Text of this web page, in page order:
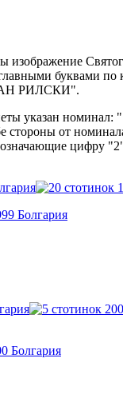
изображение
буквами по
РИЛСКИ".
указан номинал:
стороны от
цифру
Болгария
Болгария